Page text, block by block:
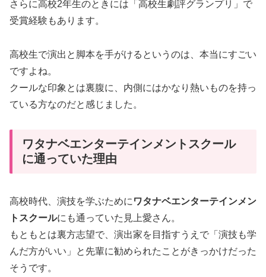
さらに高校2年生のときには「高校生劇評グランプリ」で
受賞経験もあります。
高校生で演出と脚本を手がけるというのは、本当にすごい
ですよね。
クールな印象とは裏腹に、内側にはかなり熱いものを持っ
ている方なのだと感じました。
ワタナベエンターテインメントスクール
に通っていた理由
高校時代、演技を学ぶために ワタナベエンターテインメン
トスクールにも通っていた見上愛さん。
もともとは裏方志望で、演出家を目指すうえで「演技も学
んだ方がいい」と先輩に勧められたことがきっかけだった
そうです。